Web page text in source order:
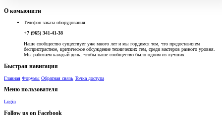
О комьюнити
Телефон заказа оборудования:
+7 (965) 341-41-38
Наше сообщество существует уже много лет и мы гордимся тем, что предоставляем
беспристрастное, критическое обсуждение технических тем, среди мастеров разного уровня.
Мы работаем каждый день, чтобы наше сообщество было одним из лучших.
Быстрая навигация
Главная Форумы Обратная связь Точка доступа
Меню пользователя
Login
Follow us on Facebook